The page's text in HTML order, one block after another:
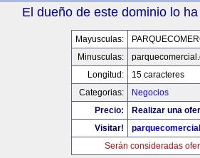
El dueño de este dominio lo
Mayusculas:
Minusculas:
Longitud:
15 caracteres
Categorias:
Negocios
Precio:
Realizar una
Visitar!
Serán consideradas